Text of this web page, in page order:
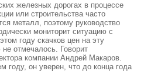
железных дорогах в процессе
или строительства часто
металл, поэтому руководство
мониторит ситуацию с
году скачков цен на эту
не отмечалось. Говорит
компании Андрей Макаров.
году, он уверен, что до конца года